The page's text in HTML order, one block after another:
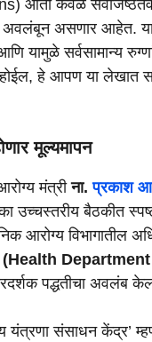
आता केवळ
अवलंबून असणार आहेत.
यामुळे सर्वसामान्य
हे आपण या लेखात
मूल्यमापन
मंत्रीना.प्रकाश
उच्चस्तरीय बैठकीत
आरोग्य विभागातील
(Health
पद्धतीचा अवलंब
यंत्रणा संसाधन केंद्र’